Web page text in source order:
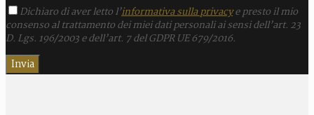
Dichiaro di aver letto l’informativa sulla privacye presto il mio
consenso al trattamento dei miei dati personali ai sensi dell’art. 23
D. Lgs. 196/2003 e dell’art. 7 del GDPR UE 679/2016.